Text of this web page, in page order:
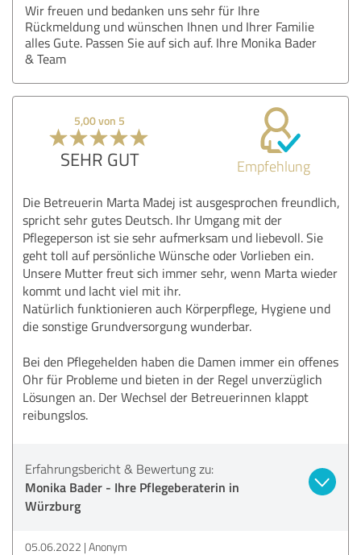
Wir freuen und bedanken uns sehr für Ihre
Rückmeldung und wünschen Ihnen und Ihrer Familie
alles Gute. Passen Sie auf sich auf. Ihre Monika Bader
& Team
5,00 von 5
SEHR GUT Empfehlung
Die Betreuerin Marta Madej ist ausgesprochen freundlich,
spricht sehr gutes Deutsch. Ihr Umgang mit der
Pflegeperson ist sie sehr aufmerksam und liebevoll. Sie
geht toll auf persönliche Wünsche oder Vorlieben ein.
Unsere Mutter freut sich immer sehr, wenn Marta wieder
kommt und lacht viel mit ihr.
Natürlich funktionieren auch Körperpflege, Hygiene und
die sonstige Grundversorgung wunderbar.
Bei den Pflegehelden haben die Damen immer ein offenes
Ohr für Probleme und bieten in der Regel unverzüglich
Lösungen an. Der Wechsel der Betreuerinnen klappt
reibungslos.
Erfahrungsbericht & Bewertung zu:
Monika Bader - Ihre Pflegeberaterin in
Würzburg
05.06.2022 Anonym